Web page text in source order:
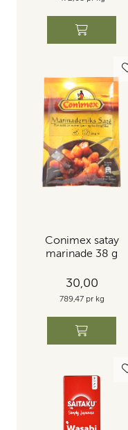
Conimex satay
marinade 38 g
30,00
789,47 pr kg